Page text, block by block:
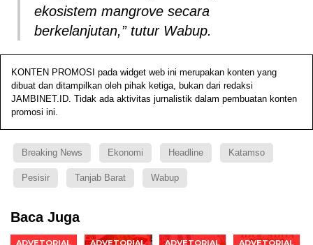
ekosistem mangrove secara
berkelanjutan,” tutur Wabup.
KONTEN PROMOSI pada widget web ini merupakan konten yang
dibuat dan ditampilkan oleh pihak ketiga, bukan dari redaksi
JAMBINET.ID. Tidak ada aktivitas jurnalistik dalam pembuatan konten
promosi ini.
Breaking News Ekonomi Headline Katamso
Pesisir Tanjab Barat Wabup
Baca Juga
ADVETORIAL ADVETORIAL ADVETORIAL ADVETORIAL